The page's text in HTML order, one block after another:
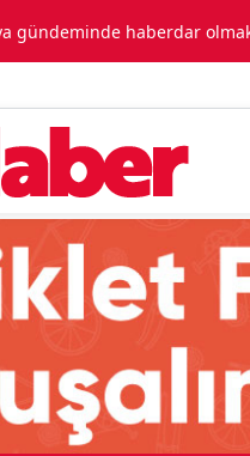
gündeminde haberdar